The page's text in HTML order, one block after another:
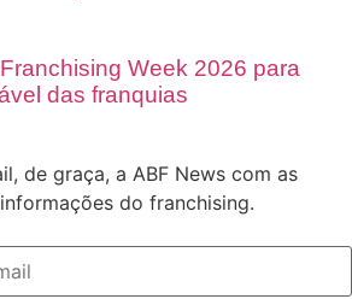
Week 2026 para
das franquias
de graça, a ABF News com as
do franchising.